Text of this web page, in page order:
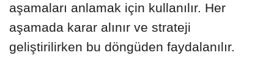
aşamaları anlamak için kullanılır. Her
aşamada karar alınır ve strateji
geliştirilirken bu döngüden faydalanılır.